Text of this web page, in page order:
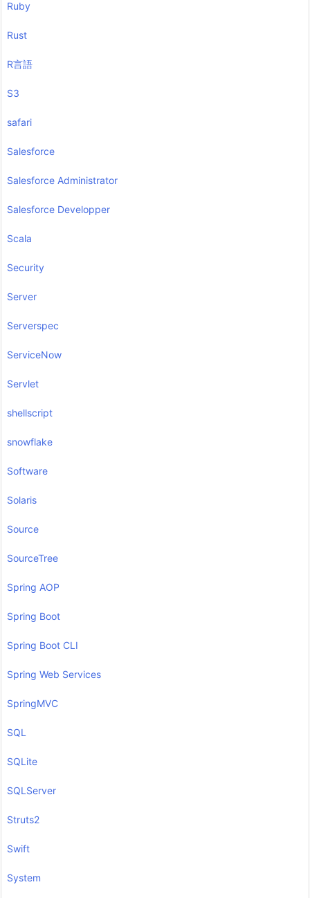
Ruby
Rust
R言語
S3
safari
Salesforce
Salesforce Administrator
Salesforce Developper
Scala
Security
Server
Serverspec
ServiceNow
Servlet
shellscript
snowflake
Software
Solaris
Source
SourceTree
Spring AOP
Spring Boot
Spring Boot CLI
Spring Web Services
SpringMVC
SQL
SQLite
SQLServer
Struts2
Swift
System